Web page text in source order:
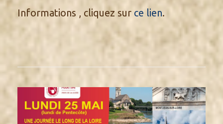
Informations , cliquez sur ce lien.